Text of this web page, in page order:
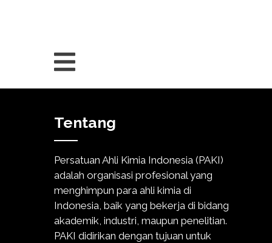
Tentang
Persatuan Ahli Kimia Indonesia (PAKI)
adalah organisasi profesional yang
menghimpun para ahli kimia di
Indonesia, baik yang bekerja di bidang
akademik, industri, maupun penelitian.
PAKI didirikan dengan tujuan untuk